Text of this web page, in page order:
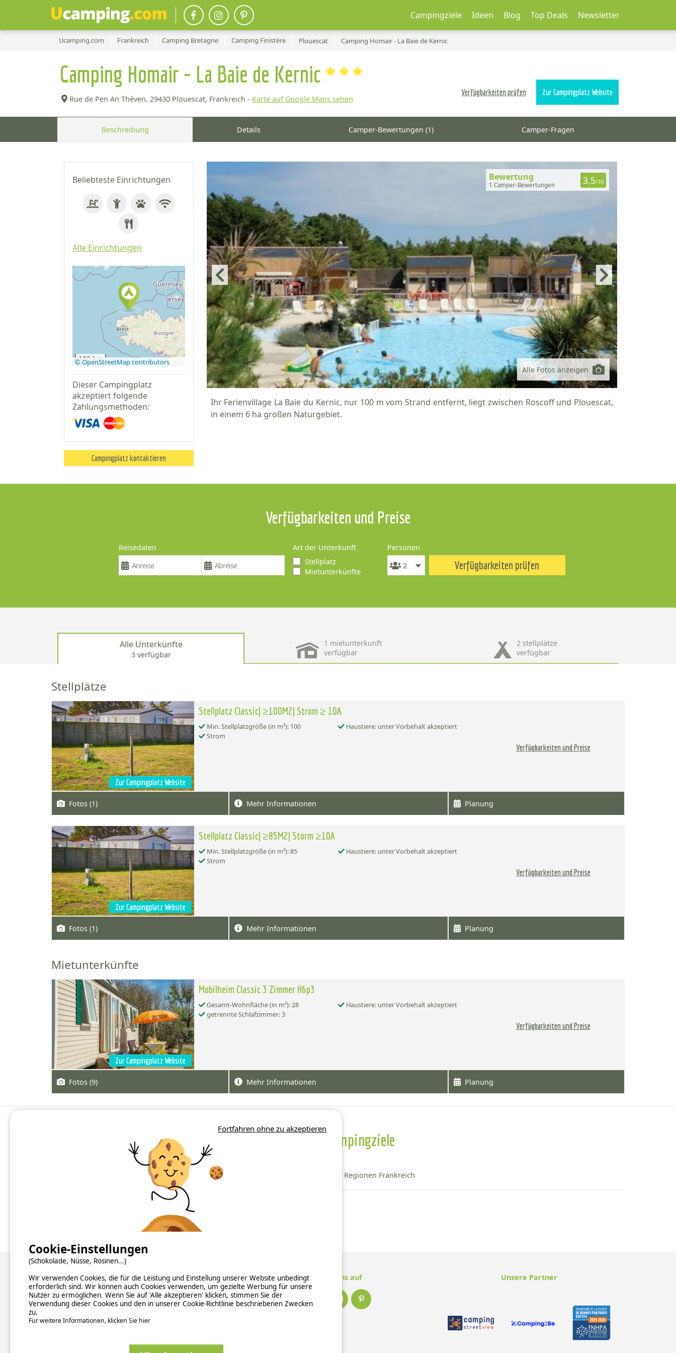
Campingziele Ideen Blog Top Deals Newsletter
Ucamping.com Frankreich Camping Bretagne Camping Finistère Plouescat Camping Homair - La Baie de Kernic
Camping Homair - La Baie de Kernic
Rue de Pen An Théven, 29430 Plouescat, Frankreich - Karte auf Google Maps sehen
Verfügbarkeiten prüfen Zur Campingplatz Website
Beschreibung Details Camper-Bewertungen (1) Camper-Fragen
Beliebteste Einrichtungen
Alle Einrichtungen
Auf Google
Maps
anzeigen
100 km
© OpenStreetMap contributors
Dieser Campingplatz
akzeptiert folgende
Zahlungsmethoden:
Campingplatz kontaktieren
Alle Fotos anzeigen
Bewertung
1 Camper-Bewertungen 3,5/10
Ihr Ferienvillage La Baie du Kernic, nur 100 m vom Strand entfernt, liegt zwischen Roscoff und Plouescat,
in einem 6 ha großen Naturgebiet.
Verfügbarkeiten und Preise
Reisedaten
Art der Unterkunft
Stellplatz
Mietunterkünfte
Personen
Verfügbarkeiten prüfen
Alle Unterkünfte
3 verfügbar
1 mietunterkunft
verfügbar
2 stellplätze
verfügbar
Stellplätze
Zur Campingplatz Website
Stellplatz Classic| ≥100M2| Strom ≥ 10A
Min. Stellplatzgröße (in m²): 100
Haustiere: unter Vorbehalt akzeptiert
Strom
Verfügbarkeiten und Preise
Fotos (1) Mehr Informationen Planung
Zur Campingplatz Website
Stellplatz Classic| ≥85M2| Storm ≥10A
Min. Stellplatzgröße (in m²): 85
Haustiere: unter Vorbehalt akzeptiert
Strom
Verfügbarkeiten und Preise
Fotos (1) Mehr Informationen Planung
Mietunterkünfte
Zur Campingplatz Website
Mobilheim Classic 3 Zimmer H6p3
Gesamt-Wohnfläche (in m²): 28
Haustiere: unter Vorbehalt akzeptiert
getrennte Schlafzimmer: 3
Verfügbarkeiten und Preise
Fotos (9) Mehr Informationen Planung
Weitere Campingziele
Regionen Frankreich
Über uns
Hintergrundinformationen
Newsletter abonnieren
Verzeichnis der Campingplätze nach Ländern
Folge uns auf Unsere Partner
Fortfahren ohne zu akzeptieren
Cookie-Einstellungen
(Schokolade, Nüsse, Rosinen...)
Wir verwenden Cookies, die für die Leistung und Einstellung unserer Website unbedingt
erforderlich sind. Wir können auch Cookies verwenden, um gezielte Werbung für unsere
Nutzer zu ermöglichen. Wenn Sie auf 'Alle akzeptieren' klicken, stimmen Sie der
Verwendung dieser Cookies und den in unserer Cookie-Richtlinie beschriebenen Zwecken
zu.
Für weitere Informationen, klicken Sie hier